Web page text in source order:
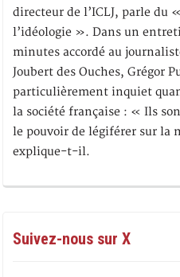
directeur de l’ICLJ, parle du
l’idéologie ». Dans un
minutes accordé au
Joubert des Ouches, Grégor
particulièrement inquiet
la société française : « Ils
le pouvoir de légiférer sur la
explique-t-il.
Suivez-nous sur X